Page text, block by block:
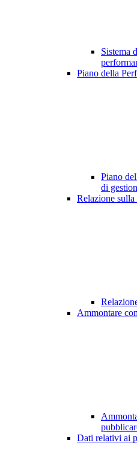
Sistema
Piano della
Piano
di
Relazione sulla
Ammontare
Dati relativi ai